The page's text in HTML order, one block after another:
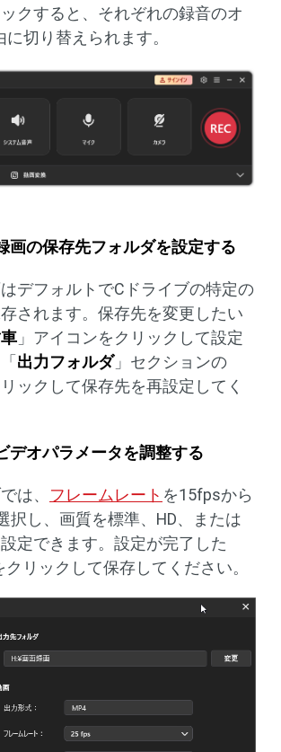
クすると、それぞれの録音のオ
切り替えられます。
画の保存先フォルダを設定する
デフォルトでCドライブの特定の
されます。保存先を変更したい
」アイコンをクリックして設定
出力フォルダ」セクションの
リックして保存先を再設定してく
デオパラメータを調整する
は、 フレームレート を15fpsから
択し、画質を標準、HD、または
定できます。設定が完了した
クリックして保存してください。